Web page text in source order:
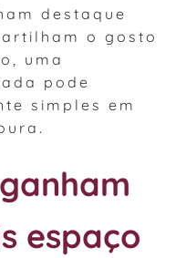
destaque
o gosto
uma
pode
simples em
espaço